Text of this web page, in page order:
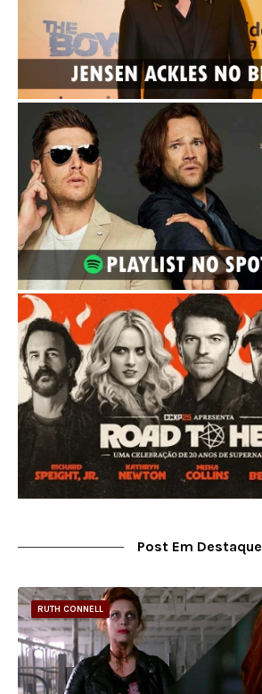
Post Em Destaque
RUTH CONNELL